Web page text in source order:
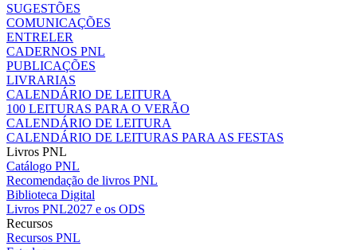
SUGESTÕES
COMUNICAÇÕES
ENTRELER
CADERNOS PNL
PUBLICAÇÕES
LIVRARIAS
CALENDÁRIO DE LEITURA
100 LEITURAS PARA O VERÃO
CALENDÁRIO DE LEITURA
CALENDÁRIO DE LEITURAS PARA AS FESTAS
Livros PNL
Catálogo PNL
Recomendação de livros PNL
Biblioteca Digital
Livros PNL2027 e os ODS
Recursos
Recursos PNL